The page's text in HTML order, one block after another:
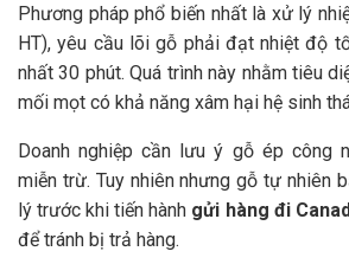
Phương pháp phổ biến nhất là xử lý
HT), yêu cầu lõi gỗ phải đạt nhiệt độ
nhất 30 phút. Quá trình này nhằm tiêu
mối mọt có khả năng xâm hại hệ sinh
Doanh nghiệp cần lưu ý gỗ ép công
miễn trừ. Tuy nhiên nhưng gỗ tự nhiên
lý trước khi tiến hành gửi hàng đi
để tránh bị trả hàng.